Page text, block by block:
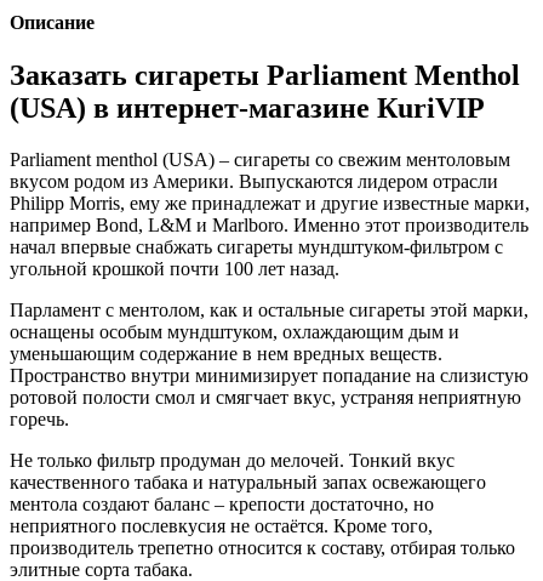
Описание
Заказать сигареты Parliament Menthol
(USA) в интернет-магазине КuriVIP
Parliament menthol (USA) – сигареты со свежим ментоловым
вкусом родом из Америки. Выпускаются лидером отрасли
Philipp Morris, ему же принадлежат и другие известные марки,
например Bond, L&M и Marlboro. Именно этот производитель
начал впервые снабжать сигареты мундштуком-фильтром с
угольной крошкой почти 100 лет назад.
Парламент с ментолом, как и остальные сигареты этой марки,
оснащены особым мундштуком, охлаждающим дым и
уменьшающим содержание в нем вредных веществ.
Пространство внутри минимизирует попадание на слизистую
ротовой полости смол и смягчает вкус, устраняя неприятную
горечь.
Не только фильтр продуман до мелочей. Тонкий вкус
качественного табака и натуральный запах освежающего
ментола создают баланс – крепости достаточно, но
неприятного послевкусия не остаётся. Кроме того,
производитель трепетно относится к составу, отбирая только
элитные сорта табака.